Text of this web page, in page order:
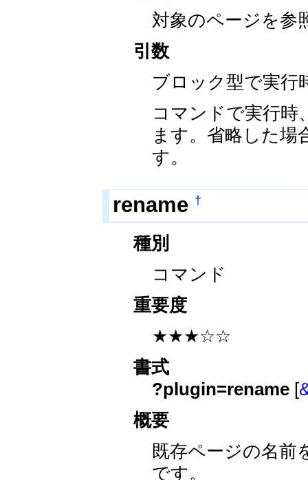
対象のページを参
引数
ブロック型で実行
コマンドで実行時
ます。省略した
す。
rename †
種別
コマンド
重要度
★★★☆☆
書式
?plugin=rename [
概要
既存ページの名前
です。